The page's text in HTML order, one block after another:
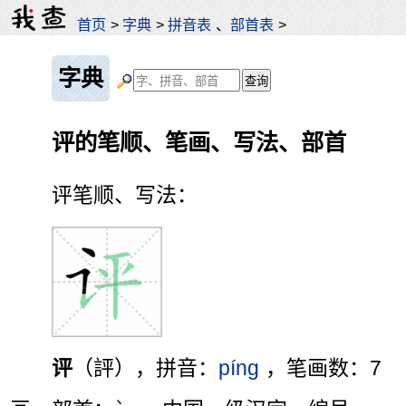
首页 > 字典 >拼音表 、部首表 >
字典
评的笔顺、笔画、写法、部首
评笔顺、写法：
评 （評），拼音： píng ，笔画数：7